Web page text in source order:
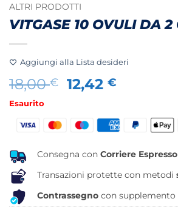
ALTRI PRODOTTI
VITGASE 10 OVULI DA 2
Aggiungi alla Lista desideri
18,00€
Il
era:
12,42€
attuale
è:
Esaurito
Consegna con Corriere Espresso
Transazioni protette con metodi
Contrassegno con supplemento